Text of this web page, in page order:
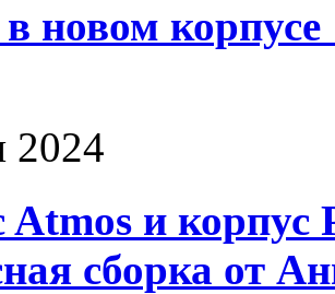
новом
2024
Atmos и корпус
сборка от